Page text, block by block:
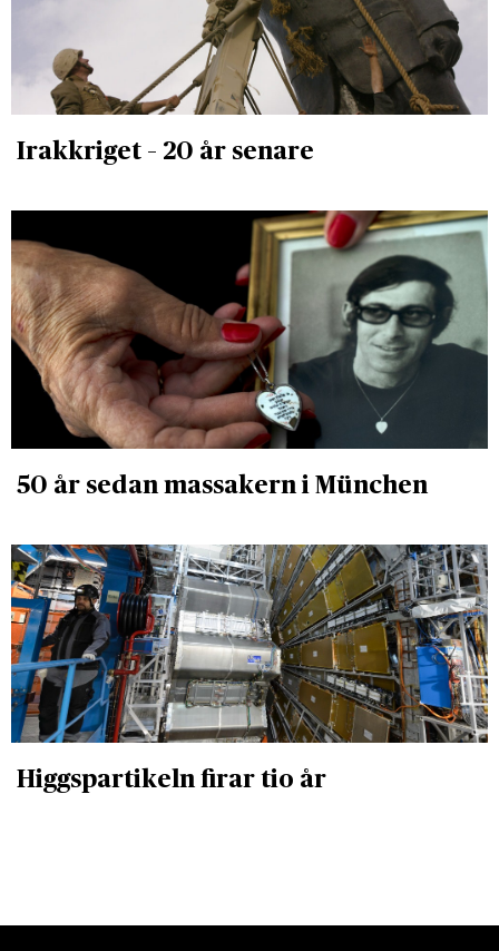
Irakkriget – 20 år senare
50 år sedan massakern i München
Higgspartikeln firar tio år